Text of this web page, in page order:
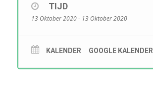
TIJD
13 Oktober 2020 - 13 Oktober 2020
KALENDER GOOGLE KALENDER